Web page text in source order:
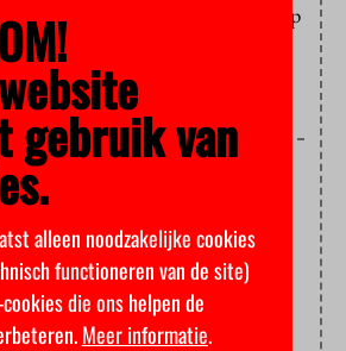
zondag 21 juni om 16.02 te zien op
de trailer.
transparantie’
van verduistering
gunt studenten hun
gebruik van
alleen noodzakelijke cookies
functioneren van de site)
die ons helpen de
Meer informatie.